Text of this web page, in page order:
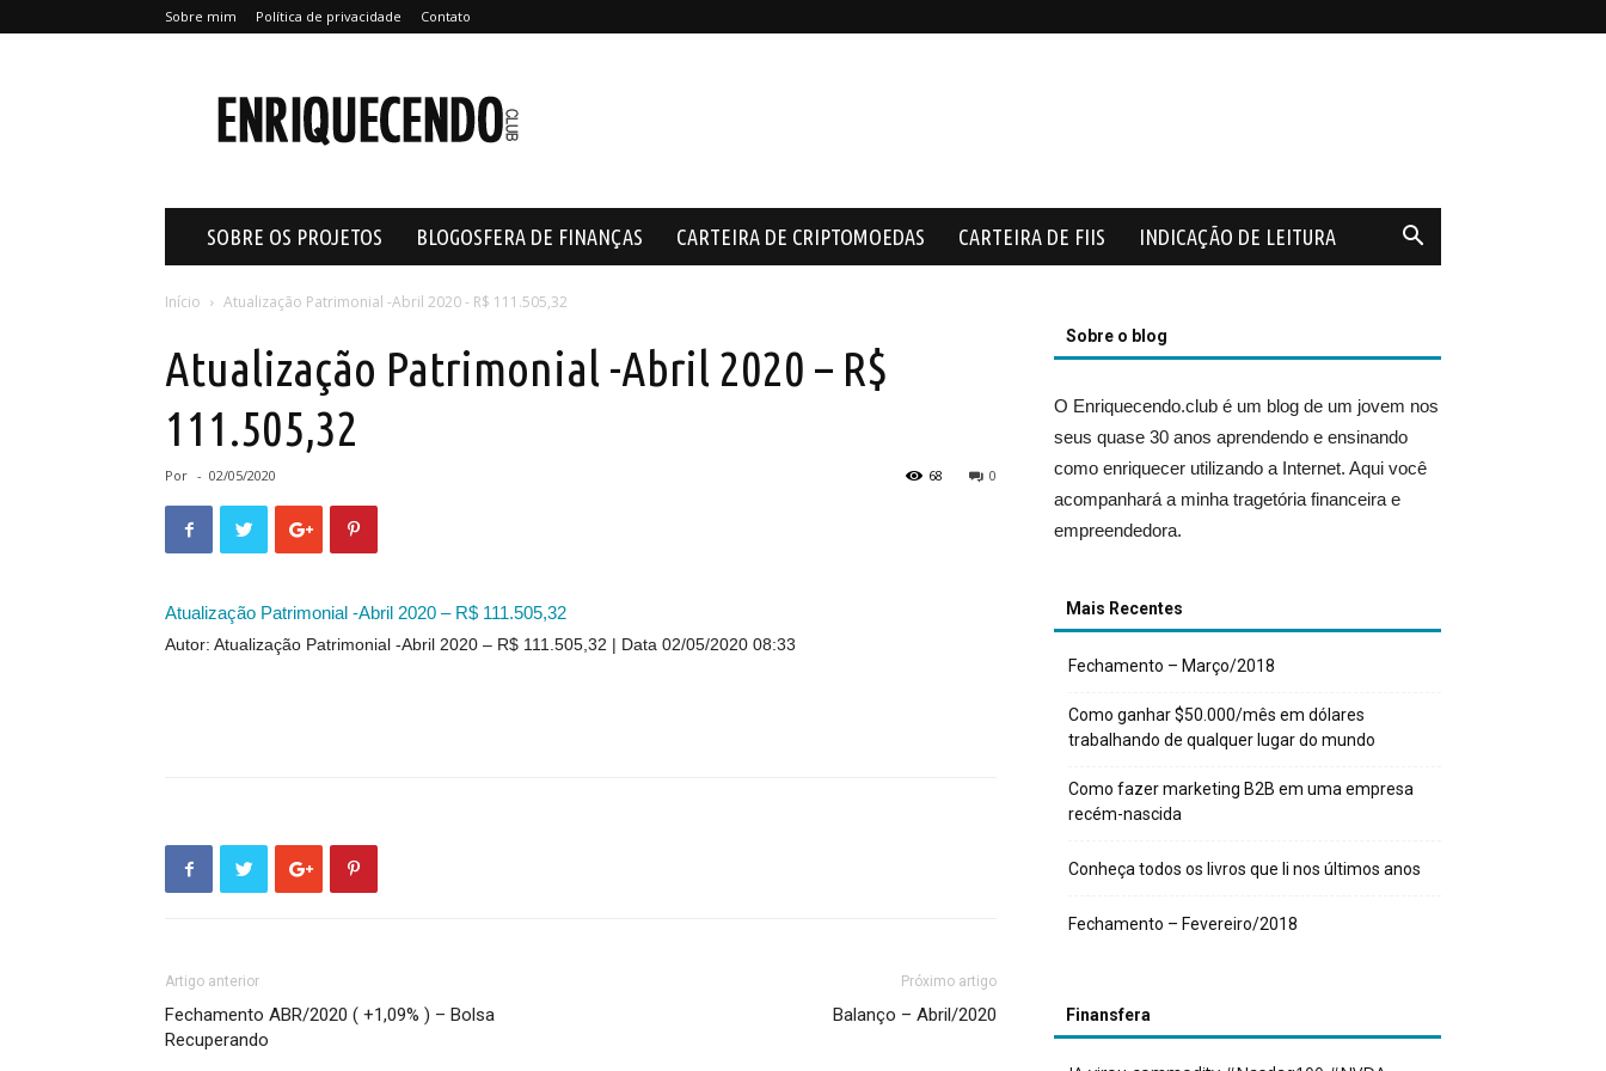
Sobre mim Política de privacidade Contato
SOBRE OS PROJETOS BLOGOSFERA DE FINANÇAS CARTEIRA DE CRIPTOMOEDAS CARTEIRA DE FIIS INDICAÇÃO DE LEITURA
Início Atualização Patrimonial -Abril 2020 - R$ 111.505,32
Atualização Patrimonial -Abril 2020 – R$
111.505,32
Por - 02/05/2020 0
68
Atualização Patrimonial -Abril 2020 – R$ 111.505,32
Autor: Atualização Patrimonial -Abril 2020 – R$ 111.505,32 Data 02/05/2020 08:33
Artigo anterior
Fechamento ABR/2020 ( +1,09% ) – Bolsa
Recuperando
Próximo artigo
Balanço – Abril/2020
Sobre o blog
O Enriquecendo.club é um blog de um jovem nos
seus quase 30 anos aprendendo e ensinando
como enriquecer utilizando a Internet. Aqui você
acompanhará a minha tragetória financeira e
empreendedora.
Mais Recentes
Fechamento – Março/2018
Como ganhar $50.000/mês em dólares
trabalhando de qualquer lugar do mundo
Como fazer marketing B2B em uma empresa
recém-nascida
Conheça todos os livros que li nos últimos anos
Fechamento – Fevereiro/2018
Finansfera